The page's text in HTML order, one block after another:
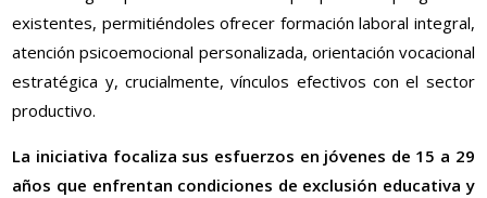
existentes, permitiéndoles ofrecer formación laboral integral,
atención psicoemocional personalizada, orientación vocacional
estratégica y, crucialmente, vínculos efectivos con el sector
productivo.
La iniciativa focaliza sus esfuerzos en jóvenes de 15 a 29
años que enfrentan condiciones de exclusión educativa y